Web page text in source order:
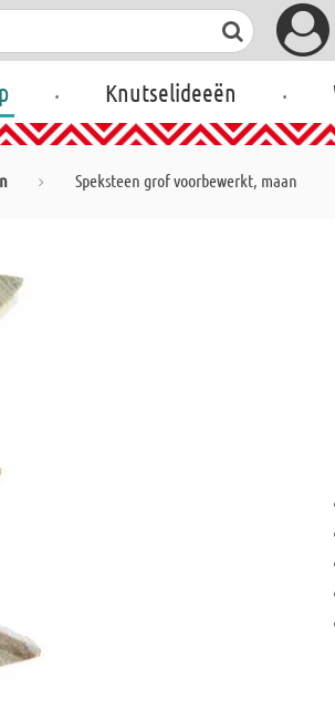
. Knutselideeën .
Speksteen grof voorbewerkt, maan